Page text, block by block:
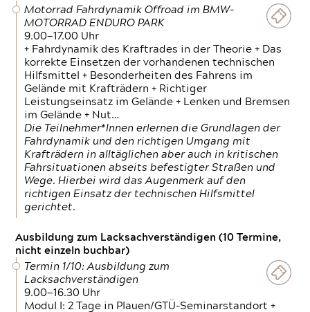
Motorrad Fahrdynamik Offroad im BMW-
MOTORRAD ENDURO PARK
9.00—17.00 Uhr
+ Fahrdynamik des Kraftrades in der Theorie + Das
korrekte Einsetzen der vorhandenen technischen
Hilfsmittel + Besonderheiten des Fahrens im
Gelände mit Krafträdern + Richtiger
Leistungseinsatz im Gelände + Lenken und Bremsen
im Gelände + Nut…
Die Teilnehmer*Innen erlernen die Grundlagen der
Fahrdynamik und den richtigen Umgang mit
Krafträdern in alltäglichen aber auch in kritischen
Fahrsituationen abseits befestigter Straßen und
Wege. Hierbei wird das Augenmerk auf den
richtigen Einsatz der technischen Hilfsmittel
gerichtet.
Ausbildung zum Lacksachverständigen (10 Termine,
nicht einzeln buchbar)
Termin 1/10: Ausbildung zum
Lacksachverständigen
9.00—16.30 Uhr
Modul I: 2 Tage in Plauen/GTÜ-Seminarstandort +